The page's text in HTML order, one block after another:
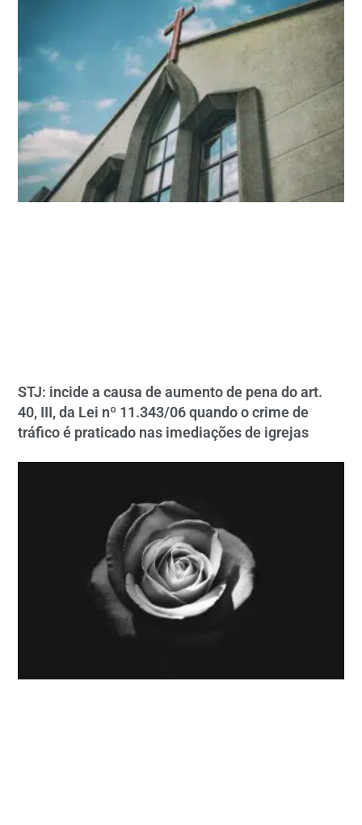
STJ: incide a causa de aumento de pena do art.
40, III, da Lei nº 11.343/06 quando o crime de
tráfico é praticado nas imediações de igrejas